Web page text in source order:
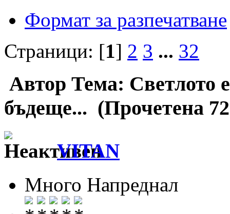
Формат за разпечатване
Страници: [1] 2 3 ... 32
Автор Тема: Светлото
бъдеще... (Прочетена
VITAN
Много Напреднал